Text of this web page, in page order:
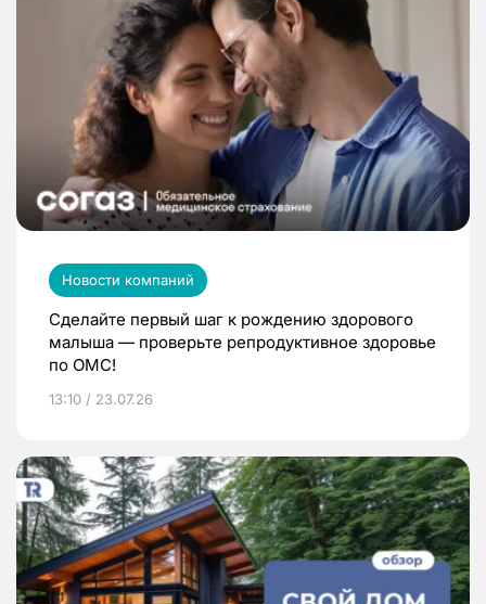
Новости компаний
Сделайте первый шаг к рождению здорового
малыша — проверьте репродуктивное здоровье
по ОМС!
13:10 / 23.07.26